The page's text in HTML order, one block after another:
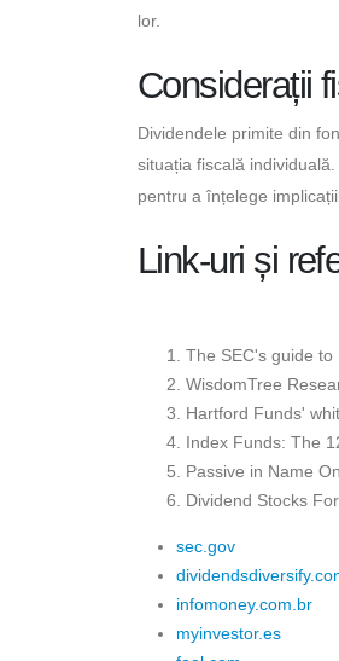
lor.
Considerații
Dividendele primite din
situația fiscală
pentru a înțelege
Link-uri și
The SEC's guide
WisdomTree
Hartford Funds'
Index Funds: The
Passive in Name
Dividend Stocks
sec.gov
infomoney.com.br
myinvestor.es